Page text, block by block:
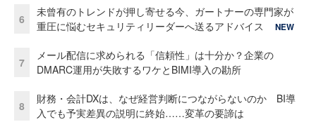
6
未曾有のトレンドが押し寄せる今、ガートナーの専門家が
重圧に悩むセキュリティリーダーへ送るアドバイス
NEW
7
メール配信に求められる「信頼性」は十分か？企業の
DMARC運用が失敗するワケとBIMI導入の勘所
8
財務・会計DXは、なぜ経営判断につながらないのか BI導
入でも予実差異の説明に終始……変革の要諦は